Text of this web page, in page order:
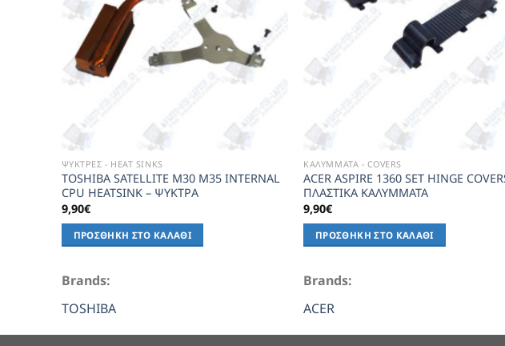
ΨΥΚΤΡΕΣ - HEAT SINKS
TOSHIBA SATELLITE M30 M35 INTERNAL
CPU HEATSINK – ΨΥΚΤΡΑ
9,90€
ΠΡΟΣΘΉΚΗ ΣΤΟ ΚΑΛΆΘΙ
Brands:
TOSHIBA
ΚΑΛΥΜΜΑΤΑ - COVERS
ACER ASPIRE 1360 SET HINGE
ΠΛΑΣΤΙΚΑ ΚΑΛΥΜΜΑΤΑ
9,90€
ΠΡΟΣΘΉΚΗ ΣΤΟ ΚΑΛΆΘΙ
Brands:
ACER